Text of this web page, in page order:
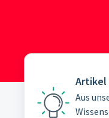
Artikel
Aus